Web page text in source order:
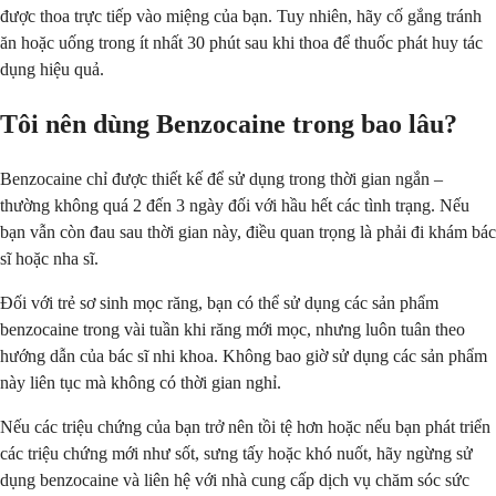
được thoa trực tiếp vào miệng của bạn. Tuy nhiên, hãy cố gắng tránh
ăn hoặc uống trong ít nhất 30 phút sau khi thoa để thuốc phát huy tác
dụng hiệu quả.
Tôi nên dùng Benzocaine trong bao lâu?
Benzocaine chỉ được thiết kế để sử dụng trong thời gian ngắn –
thường không quá 2 đến 3 ngày đối với hầu hết các tình trạng. Nếu
bạn vẫn còn đau sau thời gian này, điều quan trọng là phải đi khám bác
sĩ hoặc nha sĩ.
Đối với trẻ sơ sinh mọc răng, bạn có thể sử dụng các sản phẩm
benzocaine trong vài tuần khi răng mới mọc, nhưng luôn tuân theo
hướng dẫn của bác sĩ nhi khoa. Không bao giờ sử dụng các sản phẩm
này liên tục mà không có thời gian nghỉ.
Nếu các triệu chứng của bạn trở nên tồi tệ hơn hoặc nếu bạn phát triển
các triệu chứng mới như sốt, sưng tấy hoặc khó nuốt, hãy ngừng sử
dụng benzocaine và liên hệ với nhà cung cấp dịch vụ chăm sóc sức